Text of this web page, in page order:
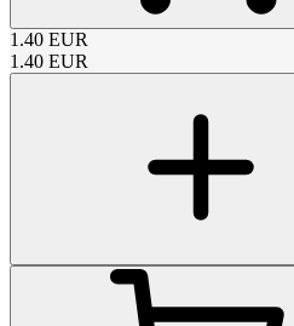
1.40 EUR
1.40 EUR